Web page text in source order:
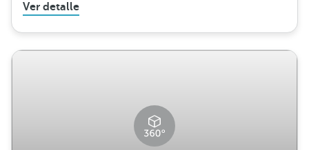
Ver detalle